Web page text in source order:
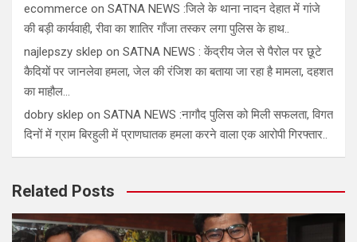
ecommerce on SATNA NEWS :जिले के थाना नादन देहात में गांजे
की बड़ी कार्यवाही, रीवा का शातिर गाँजा तस्कर लगा पुलिस के हाथ..
najlepszy sklep on SATNA NEWS : केंद्रीय जेल से पैरोल पर छूटे
कैदियों पर जानलेवा हमला, जेल की रंजिश का बताया जा रहा है मामला, दहशत
का माहौल…
dobry sklep on SATNA NEWS :नागौद पुलिस को मिली सफलता, विगत
दिनों में ग्राम बिरहुली में प्राणघातक हमला करने वाला एक आरोपी गिरफ्तार..
Related Posts